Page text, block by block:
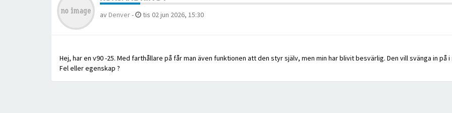
av Denver- tis 02 jun 2026, 15:30
Hej, har en v90 -25. Med farthållare på får man även funktionen att den styr själv, men min har blivit besvärlig. Den vill svänga in
Fel eller egenskap ?